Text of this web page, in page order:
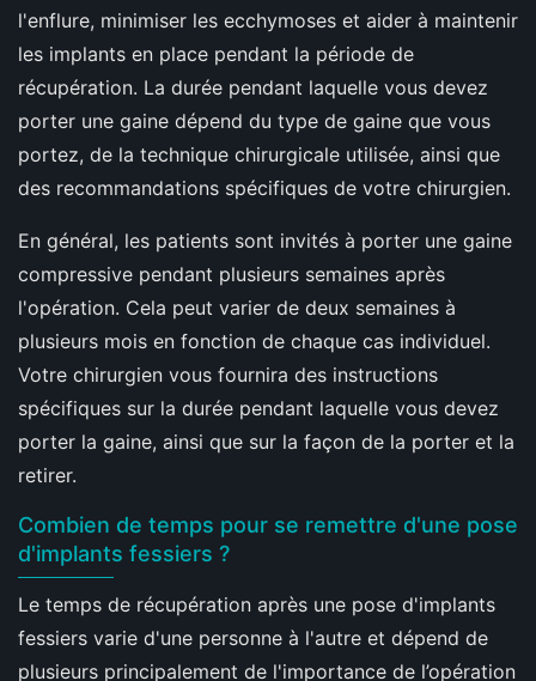
l'enflure, minimiser les ecchymoses et aider à maintenir
les implants en place pendant la période de
récupération. La durée pendant laquelle vous devez
porter une gaine dépend du type de gaine que vous
portez, de la technique chirurgicale utilisée, ainsi que
des recommandations spécifiques de votre chirurgien.
En général, les patients sont invités à porter une gaine
compressive pendant plusieurs semaines après
l'opération. Cela peut varier de deux semaines à
plusieurs mois en fonction de chaque cas individuel.
Votre chirurgien vous fournira des instructions
spécifiques sur la durée pendant laquelle vous devez
porter la gaine, ainsi que sur la façon de la porter et la
retirer.
Combien de temps pour se remettre d'une pose
d'implants fessiers ?
Le temps de récupération après une pose d'implants
fessiers varie d'une personne à l'autre et dépend de
plusieurs principalement de l'importance de l’opération